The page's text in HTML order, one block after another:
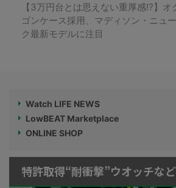
【3万円台とは思えない重厚感!?】オ
ゴンケース採用、マディソン・ニュ
ク最新モデルに注目
Watch LIFE NEWS
LowBEAT Marketplace
ONLINE SHOP
特許取得“耐衝撃”ウオッチなど